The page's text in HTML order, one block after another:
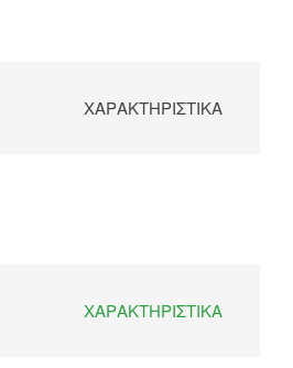
ΧΑΡΑΚΤΗΡΙΣΤΙΚΆ
ΧΑΡΑΚΤΗΡΙΣΤΙΚΆ